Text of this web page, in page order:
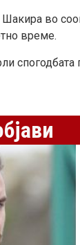
во
време.